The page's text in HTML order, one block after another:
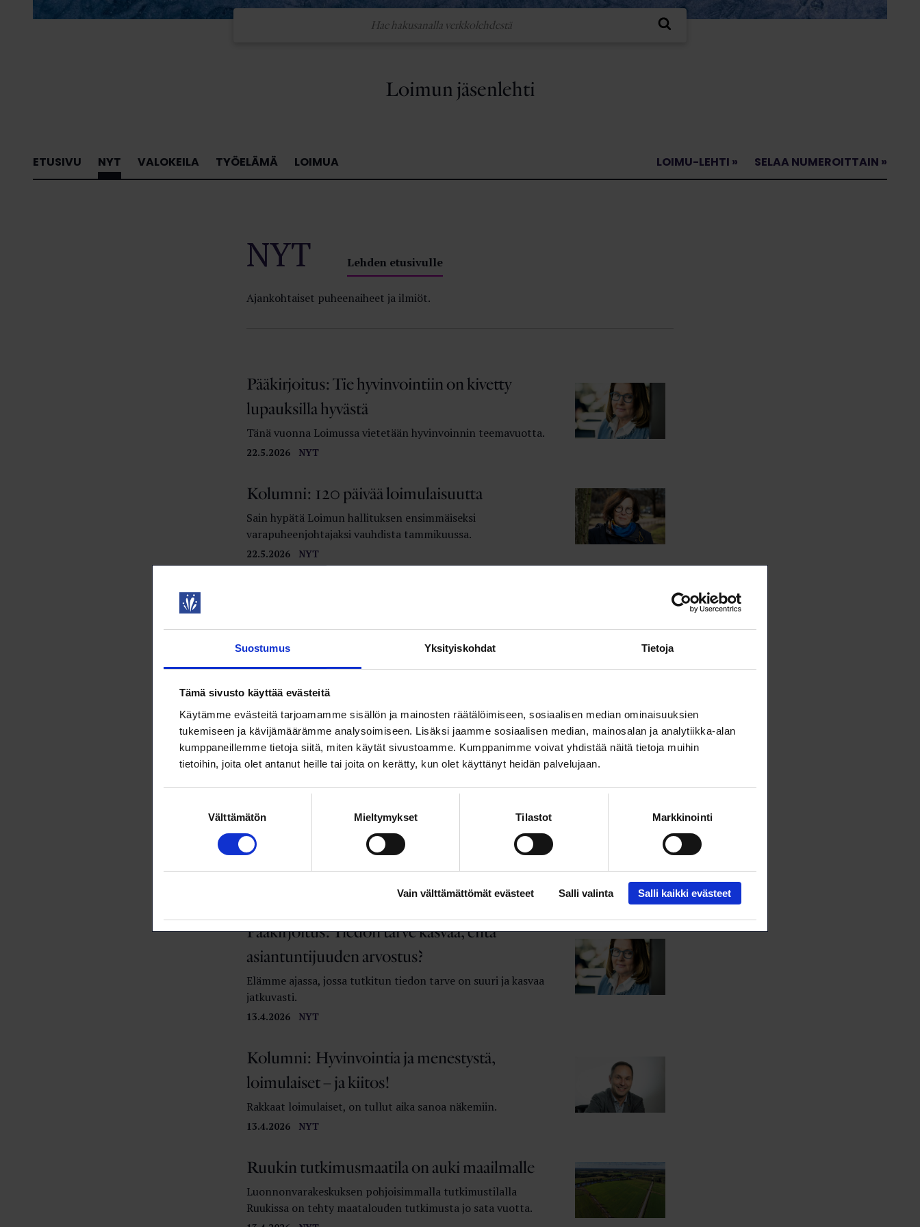
Suostumus Yksityiskohdat Tietoja
Tämä sivusto käyttää evästeitä
Käytämme evästeitä tarjoamamme sisällön ja mainosten räätälöimiseen, sosiaalisen median ominaisuuksien
tukemiseen ja kävijämäärämme analysoimiseen. Lisäksi jaamme sosiaalisen median, mainosalan ja analytiikka-alan
kumppaneillemme tietoja siitä, miten käytät sivustoamme. Kumppanimme voivat yhdistää näitä tietoja muihin
tietoihin, joita olet antanut heille tai joita on kerätty, kun olet käyttänyt heidän palvelujaan.
Välttämätön Mieltymykset Tilastot Markkinointi
Vain välttämättömät evästeet Salli valinta Salli kaikki evästeet
Loimun jäsenlehti
ETUSIVU NYT VALOKEILA TYÖELÄMÄ LOIMUA LOIMU-LEHTI » SELAA NUMEROITTAIN »
NYT Lehden etusivulle
Ajankohtaiset puheenaiheet ja ilmiöt.
22.5.2026 NYT
Pääkirjoitus: Tie hyvinvointiin on kivetty
lupauksilla hyvästä
Tänä vuonna Loimussa vietetään hyvinvoinnin teemavuotta.
22.5.2026 NYT
Kolumni: 120 päivää loimulaisuutta
Sain hypätä Loimun hallituksen ensimmäiseksi
varapuheenjohtajaksi vauhdista tammikuussa.
22.5.2026
22.5.2026 NYT
Alle prosentti potilaista testataan
HUS:ssa testattiin ensin yksittäisiä geenejä ja vuonna 2022
siirryttiin niin sanottuun paneelitutkimukseen, jossa
testattavilta katsotaan kerralla kaikki tärkeimmät
lääkkeisiin liittyvät geenit.
Tiellä kohti täsmälääkintää
Aina kun on käytetty lääkkeitä, on tiedetty, että ihmiset
reagoivat niihin eri tavoilla.
13.4.2026 NYT
Pääkirjoitus: Tiedon tarve kasvaa, entä
asiantuntijuuden arvostus?
Elämme ajassa, jossa tutkitun tiedon tarve on suuri ja kasvaa
jatkuvasti.
13.4.2026 NYT
Kolumni: Hyvinvointia ja menestystä,
loimulaiset – ja kiitos!
Rakkaat loimulaiset, on tullut aika sanoa näkemiin.
Ruukin tutkimusmaatila on auki maailmalle
Luonnonvarakeskuksen pohjoisimmalla tutkimustilalla
Ruukissa on tehty maatalouden tutkimusta jo sata vuotta.